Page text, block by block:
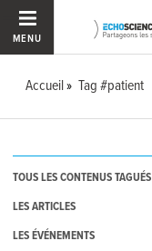
MENU
Accueil Tag #patient
TOUS LES CONTENUS TAGUÉS
LES ARTICLES
LES ÉVÉNEMENTS